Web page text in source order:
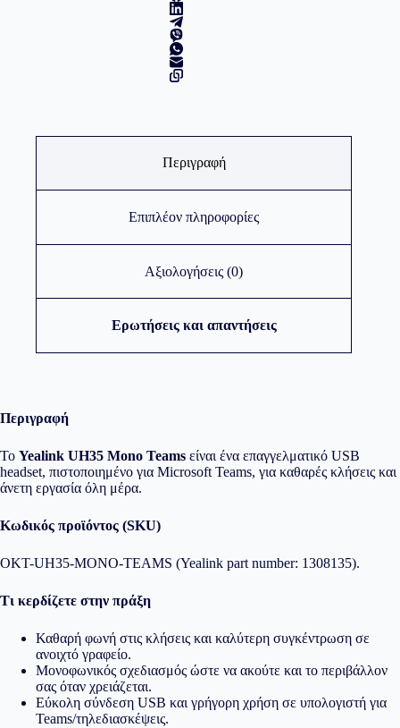
Περιγραφή
Επιπλέον πληροφορίες
Αξιολογήσεις (0)
Ερωτήσεις και απαντήσεις
Περιγραφή
Το Yealink UH35 Mono Teams είναι ένα επαγγελματικό USB
headset, πιστοποιημένο για Microsoft Teams, για καθαρές κλήσεις και
άνετη εργασία όλη μέρα.
Κωδικός προϊόντος (SKU)
OKT-UH35-MONO-TEAMS (Yealink part number: 1308135).
Τι κερδίζετε στην πράξη
Καθαρή φωνή στις κλήσεις και καλύτερη συγκέντρωση σε
ανοιχτό γραφείο.
Μονοφωνικός σχεδιασμός ώστε να ακούτε και το περιβάλλον
σας όταν χρειάζεται.
Εύκολη σύνδεση USB και γρήγορη χρήση σε υπολογιστή για
Teams/τηλεδιασκέψεις.